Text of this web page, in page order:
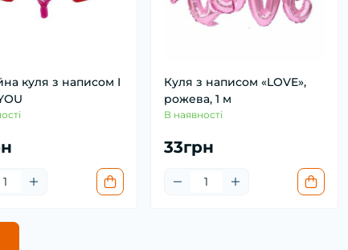
куля з написом I
Куля з написом «LOVE»,
рожева, 1 м
В наявності
33грн